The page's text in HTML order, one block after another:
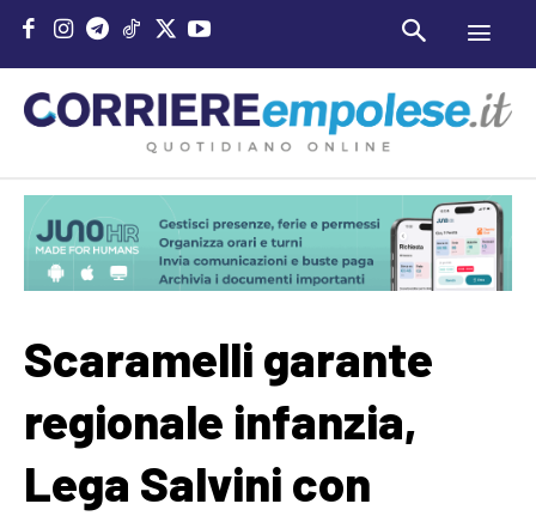
Scaramelli garante
regionale infanzia,
Lega Salvini con